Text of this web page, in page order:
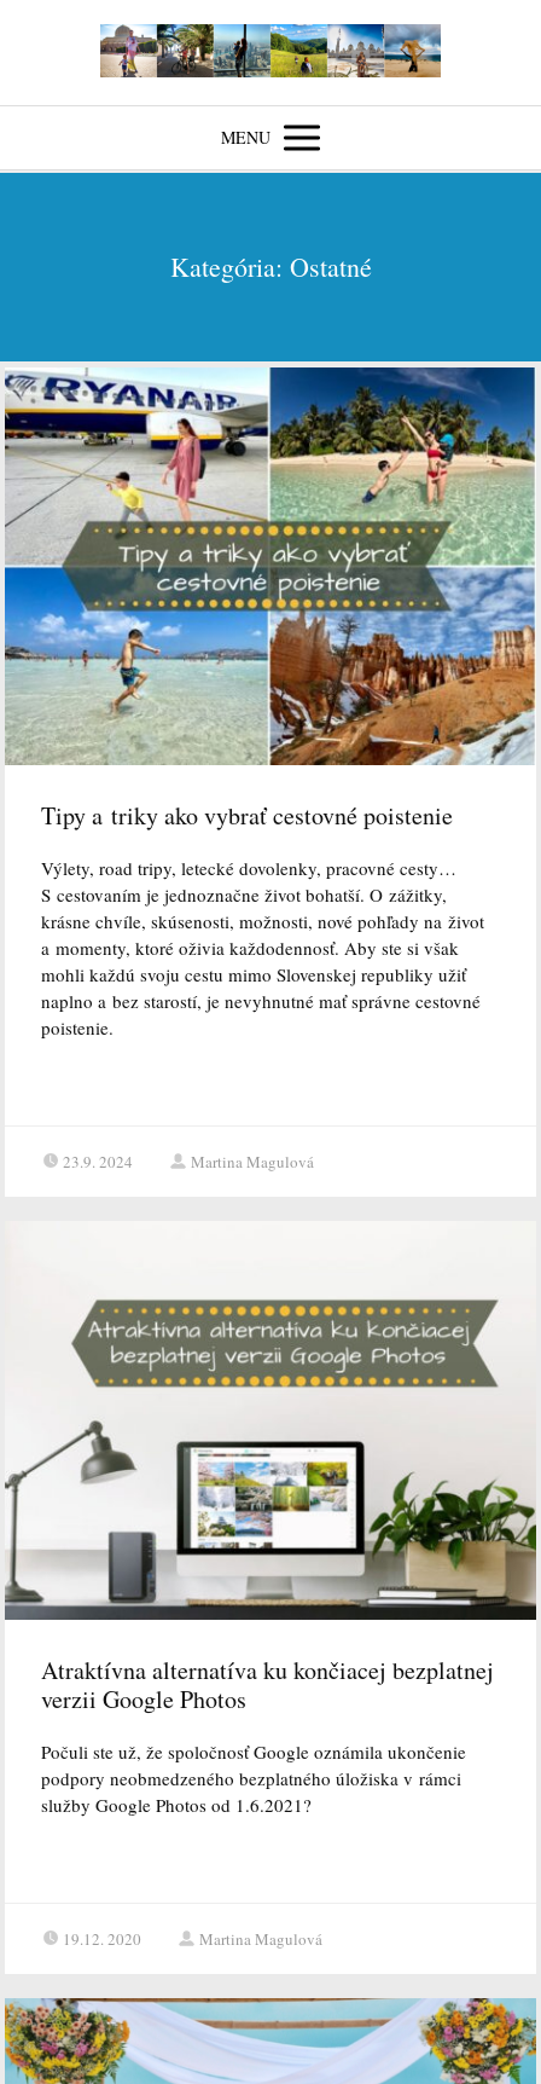
MENU
Kategória: Ostatné
Tipy a triky ako vybrať cestovné poistenie
Výlety, road tripy, letecké dovolenky, pracovné cesty…
S cestovaním je jednoznačne život bohatší. O zážitky,
krásne chvíle, skúsenosti, možnosti, nové pohľady na život
a momenty, ktoré oživia každodennosť. Aby ste si však
mohli každú svoju cestu mimo Slovenskej republiky užiť
naplno a bez starostí, je nevyhnutné mať správne cestovné
poistenie.
23.9. 2024 Martina Magulová
Atraktívna alternatíva ku končiacej bezplatnej
verzii Google Photos
Počuli ste už, že spoločnosť Google oznámila ukončenie
podpory neobmedzeného bezplatného úložiska v rámci
služby Google Photos od 1.6.2021?
19.12. 2020 Martina Magulová